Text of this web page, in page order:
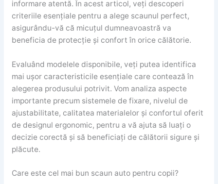
informare atentă. În acest articol, veți descoperi
criteriile esențiale pentru a alege scaunul perfect,
asigurându-vă că micuțul dumneavoastră va
beneficia de protecție și confort în orice călătorie.
Evaluând modelele disponibile, veți putea identifica
mai ușor caracteristicile esențiale care contează în
alegerea produsului potrivit. Vom analiza aspecte
importante precum sistemele de fixare, nivelul de
ajustabilitate, calitatea materialelor și confortul oferit
de designul ergonomic, pentru a vă ajuta să luați o
decizie corectă și să beneficiați de călătorii sigure și
plăcute.
Care este cel mai bun scaun auto pentru copii?